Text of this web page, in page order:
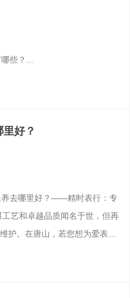
些？...
好？
去哪里好？——精时表行：专
艺和卓越品质闻名于世，但再
护。在唐山，若您想为爱表找
养机构，‌精时表行‌无疑是您值
团队打造的表行，凭借丰富的